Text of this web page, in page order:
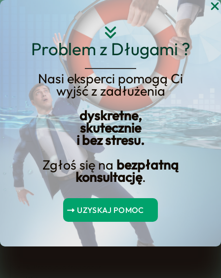
Problem z Długami ?
Nasi eksperci pomogą Ci
wyjść z zadłużenia
dyskretne,
skutecznie
i bez stresu.
Zgłoś się na bezpłatną
konsultację.
UZYSKAJ POMOC
Przejdź
Skuteczny Sposób na
Uzyskanie Kredytu bez
Uczciwej Pracy
Spis Treści
Skuteczny Sposób na Uzyskanie Kredytu bez Uczciwej Pracy
1. Korzystanie z pożyczek peer-to-peer
2. Refinansowanie kredytów i pożyczek